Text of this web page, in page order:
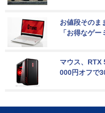
お値段そのま
「お得なゲー
マウス、RTX
000円オフで